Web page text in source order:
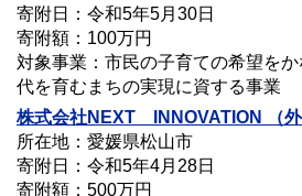
寄附日：令和5年5月30日
寄附額：100万円
対象事業：市民の子育ての希望を
代を育むまちの実現に資する事業
株式会社NEXT INNOVATION （外
所在地：愛媛県松山市
寄附日：令和5年4月28日
寄附額：500万円